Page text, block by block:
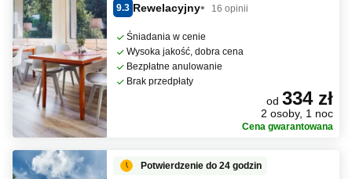
9.3 Rewelacyjny 16 opinii
Śniadania w cenie
Wysoka jakość, dobra cena
Bezpłatne anulowanie
Brak przedpłaty
od 334 zł
2 osoby, 1 noc
Cena gwarantowana
Potwierdzenie do 24 godzin